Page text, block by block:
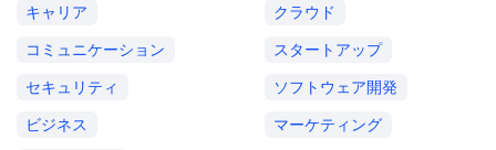
キャリア
クラウド
コミュニケーション
スタートアップ
セキュリティ
ソフトウェア開発
ビジネス
マーケティング